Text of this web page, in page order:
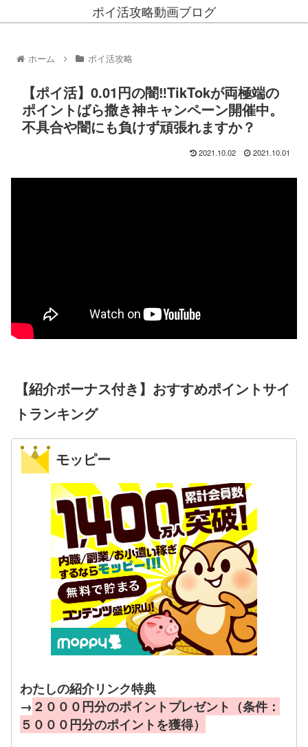
ポイ活攻略動画ブログ
ホーム ポイ活攻略
【ポイ活】0.01円の闇‼TikTokが両極端の
ポイントばら撒き神キャンペーン開催中。
不具合や闇にも負けず頑張れますか？
2021.10.02 2021.10.01
【紹介ボーナス付き】おすすめポイントサイ
トランキング
モッピー
わたしの紹介リンク特典
→ ２０００円分のポイントプレゼント（条件：
５０００円分のポイントを獲得）